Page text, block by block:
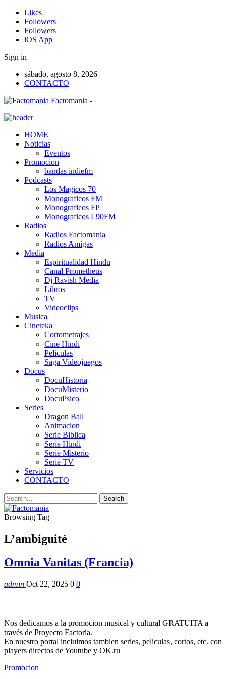
Likes
Followers
Followers
iOS App
Sign in
sábado, agosto 8, 2026
CONTACTO
Factomania -
HOME
Noticias
Eventos
Promocion
bandas indiefm
Podcasts
Los Magicos 70
Monograficos FM
Monograficos FP
Monograficos L90FM
Radios
Radios Factomania
Radios Amigas
Media
Espiritualidad Hindu
Canal Prometheus
Dj Ravish Media
Libros
TV
Videoclips
Musica
Cineteka
Cortometrajes
Cine Hindi
Peliculas
Saga Videojuegos
Docus
DocuHistoria
DocuMisterio
DocuPsico
Series
Dragon Ball
Animacion
Serie Biblica
Serie Hindi
Serie Misterio
Serie TV
Servicios
CONTACTO
Browsing Tag
L’ambiguité
Omnia Vanitas (Francia)
admin Oct 22, 2025 0 0
Nos dedicamos a la promocion musical y cultural GRATUITA a
través de Proyecto Factoría.
En nuestro portal incluimos tambien series, peliculas, cortos, etc. con
players directos de Youtube y OK.ru
Promocion